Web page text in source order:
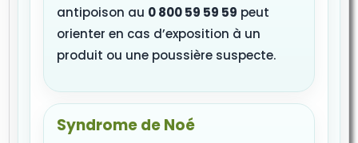
antipoison au 0 800 59 59 59 peut
orienter en cas d’exposition à un
produit ou une poussière suspecte.
Syndrome de Noé